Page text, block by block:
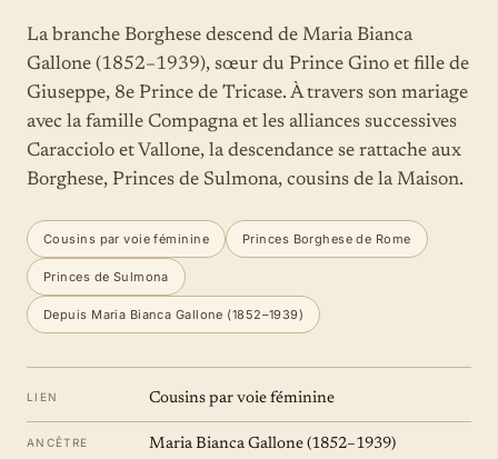
La branche Borghese descend de Maria Bianca
Gallone (1852–1939), sœur du Prince Gino et fille de
Giuseppe, 8e Prince de Tricase. À travers son mariage
avec la famille Compagna et les alliances successives
Caracciolo et Vallone, la descendance se rattache aux
Borghese, Princes de Sulmona, cousins de la Maison.
Cousins par voie féminine Princes Borghese de Rome
Princes de Sulmona
Depuis Maria Bianca Gallone (1852–1939)
LIEN Cousins par voie féminine
ANCÊTRE Maria Bianca Gallone (1852–1939)